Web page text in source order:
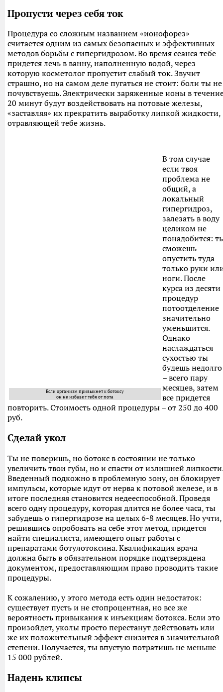
Пропусти через себя ток
Процедура со сложным названием «ионофорез»
считается одним из самых безопасных и эффективных
методов борьбы с гипергидрозом. Во время сеанса тебе
придется лечь в ванну, наполненную водой, через
которую косметолог пропустит слабый ток. Звучит
страшно, но на самом деле пугаться не стоит: боли ты не
почувствуешь. Электрически заряженные ионы в
20 минут будут воздействовать на потовые железы,
«заставляя» их прекратить выработку липкой жидкости,
отравляющей тебе жизнь.
Если организм привыкнет к ботоксу
он не избавит тебя от пота
В том случае
если твоя
проблема не
общий, а
локальный
гипергидроз,
залезать в воду
целиком не
понадобится:
сможешь
опустить туда
только руки
ноги. После
курса из десяти
процедур
потоотделение
значительно
уменьшится.
Однако
наслаждаться
сухостью ты
будешь недолго
– всего пару
месяцев, затем
все придется
повторить. Стоимость одной процедуры – от 250 до 400
руб.
Сделай укол
Ты не поверишь, но ботокс в состоянии не только
увеличить твои губы, но и спасти от излишней липкости.
Введенный подкожно в проблемную зону, он блокирует
импульсы, которые идут от нерва к потовой железе, и в
итоге последняя становится недееспособной. Проведя
всего одну процедуру, которая длится не более часа, ты
забудешь о гипергидрозе на целых 6-8 месяцев. Но учти,
решившись опробовать на себе этот метод, придется
найти специалиста, имеющего опыт работы с
препаратами ботулотоксина. Квалификация врача
должна быть в обязательном порядке подтверждена
документом, предоставляющим право проводить такие
процедуры.
К сожалению, у этого метода есть один недостаток:
существует пусть и не стопроцентная, но все же
вероятность привыкания к инъекциям ботокса. Если это
произойдет, уколы просто перестанут действовать или
же их положительный эффект снизится в значительной
степени. Получается, ты впустую потратишь не меньше
15 000 рублей.
Надень клипсы